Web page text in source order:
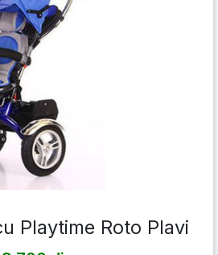
Playtime Roto Plavi